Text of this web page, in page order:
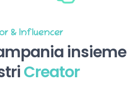
& Influencer
insieme
Creator